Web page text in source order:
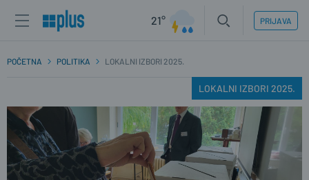
21° PRIJAVA
POČETNA POLITIKA LOKALNI IZBORI 2025.
LOKALNI IZBORI 2025.